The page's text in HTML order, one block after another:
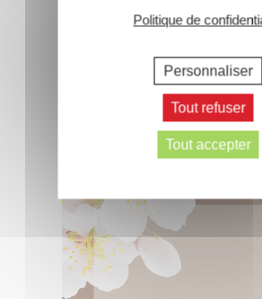
JE DÉCOUVRE
Nos ingrédients
Politique de
Personnaliser
Tout refuser
Tout accepter